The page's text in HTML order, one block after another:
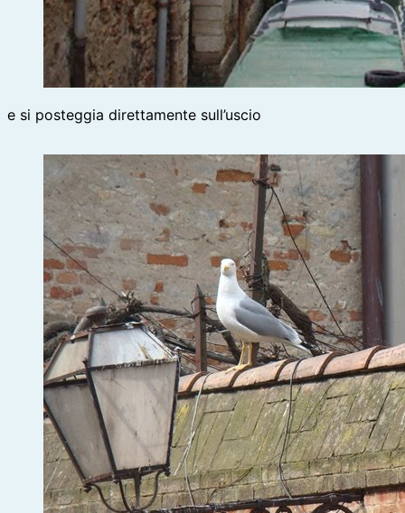
e si posteggia direttamente sull’uscio